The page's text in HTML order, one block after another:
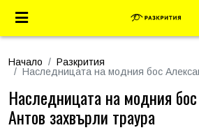
Начало
Разкрития
Наследницата на модния бос
Наследницата на модния
Антов захвърли траура